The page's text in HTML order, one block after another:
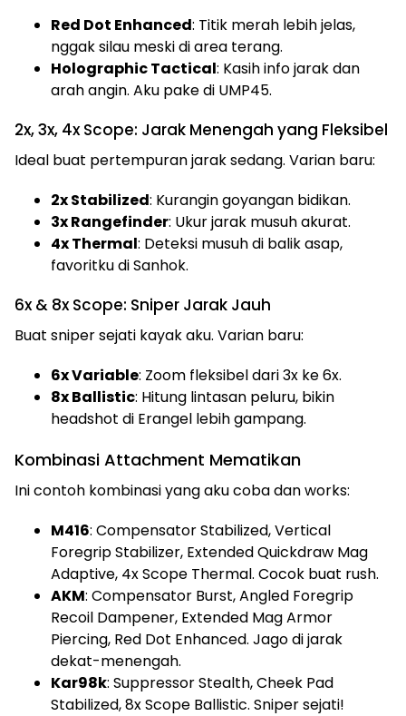
Red Dot Enhanced: Titik merah lebih jelas,
nggak silau meski di area terang.
Holographic Tactical: Kasih info jarak dan
arah angin. Aku pake di UMP45.
2x, 3x, 4x Scope: Jarak Menengah yang Fleksibel
Ideal buat pertempuran jarak sedang. Varian baru:
2x Stabilized: Kurangin goyangan bidikan.
3x Rangefinder: Ukur jarak musuh akurat.
4x Thermal: Deteksi musuh di balik asap,
favoritku di Sanhok.
6x & 8x Scope: Sniper Jarak Jauh
Buat sniper sejati kayak aku. Varian baru:
6x Variable: Zoom fleksibel dari 3x ke 6x.
8x Ballistic: Hitung lintasan peluru, bikin
headshot di Erangel lebih gampang.
Kombinasi Attachment Mematikan
Ini contoh kombinasi yang aku coba dan works:
M416: Compensator Stabilized, Vertical
Foregrip Stabilizer, Extended Quickdraw Mag
Adaptive, 4x Scope Thermal. Cocok buat rush.
AKM: Compensator Burst, Angled Foregrip
Recoil Dampener, Extended Mag Armor
Piercing, Red Dot Enhanced. Jago di jarak
dekat-menengah.
Kar98k: Suppressor Stealth, Cheek Pad
Stabilized, 8x Scope Ballistic. Sniper sejati!